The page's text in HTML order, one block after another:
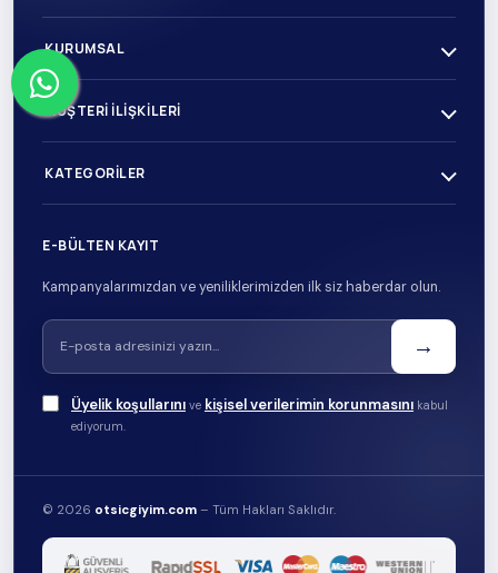
KURUMSAL
MÜŞTERI İLIŞKILERI
KATEGORILER
E-BÜLTEN KAYIT
Kampanyalarımızdan ve yeniliklerimizden ilk siz haberdar olun.
→
Üyelik koşullarını ve kişisel verilerimin korunmasını kabul
ediyorum.
© 2026 otsicgiyim.com – Tüm Hakları Saklıdır.